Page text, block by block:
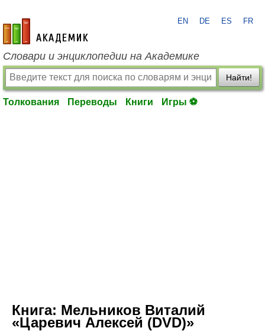
academic.ru
EN DE ES FR
Словари и энциклопедии на Академике
Найти!
Толкования Переводы Книги Игры ⚽
Книга: Мельников Виталий
«Царевич Алексей (DVD)»